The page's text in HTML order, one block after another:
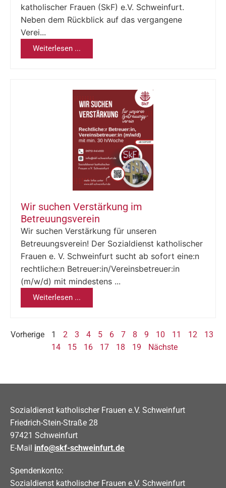
katholischer Frauen (SkF) e.V. Schweinfurt.
Neben dem Rückblick auf das vergangene
Verei...
Weiterlesen ...
Wir suchen Verstärkung im
Betreuungsverein
Wir suchen Verstärkung für unseren
Betreuungsverein! Der Sozialdienst katholischer
Frauen e. V. Schweinfurt sucht ab sofort eine:n
rechtliche:n Betreuer:in/Vereinsbetreuer:in
(m/w/d) mit mindestens ...
Weiterlesen ...
Vorherige 1 2 3 4 5 6 7 8 9 10 11 12
13
14
15 16 17 18 19 Nächste
Sozialdienst katholischer Frauen e.V. Schweinfurt
Friedrich-Stein-Straße 28
97421 Schweinfurt
E-Mail info@skf-schweinfurt.de
Spendenkonto:
Sozialdienst katholischer Frauen e.V. Schweinfurt